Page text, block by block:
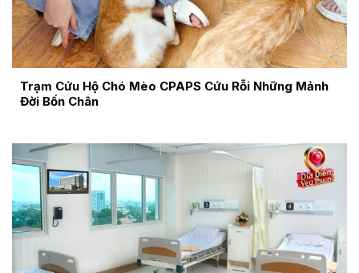
Trạm Cứu Hộ Chó Mèo CPAPS Cứu Rỗi Những Mảnh
Đời Bốn Chân